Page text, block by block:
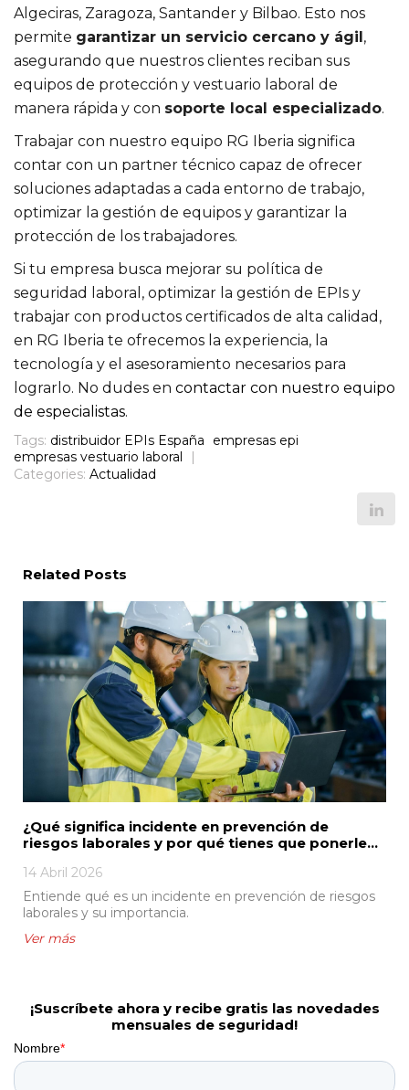
Algeciras, Zaragoza, Santander y Bilbao. Esto nos
permite garantizar un servicio cercano y ágil ,
asegurando que nuestros clientes reciban sus
equipos de protección y vestuario laboral de
manera rápida y con soporte local especializado.
Trabajar con nuestro equipo RG Iberia significa
contar con un partner técnico capaz de ofrecer
soluciones adaptadas a cada entorno de trabajo,
optimizar la gestión de equipos y garantizar la
protección de los trabajadores.
Si tu empresa busca mejorar su política de
seguridad laboral, optimizar la gestión de EPIs y
trabajar con productos certificados de alta calidad,
en RG Iberia te ofrecemos la experiencia, la
tecnología y el asesoramiento necesarios para
lograrlo. No dudes en contactar con nuestro equipo
de especialistas.
Tags: distribuidor EPIs España
empresas epi
empresas vestuario laboral
|
Categories: Actualidad
Related Posts
¿Qué significa incidente en prevención de
riesgos laborales y por qué tienes que ponerle
14 Abril 2026
Entiende qué es un incidente en prevención de riesgos
laborales y su importancia.
¡Suscríbete ahora y recibe gratis las novedades
mensuales de seguridad!